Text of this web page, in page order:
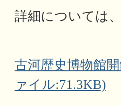
詳細については
古河歴史博物館
ァイル:71.3KB)